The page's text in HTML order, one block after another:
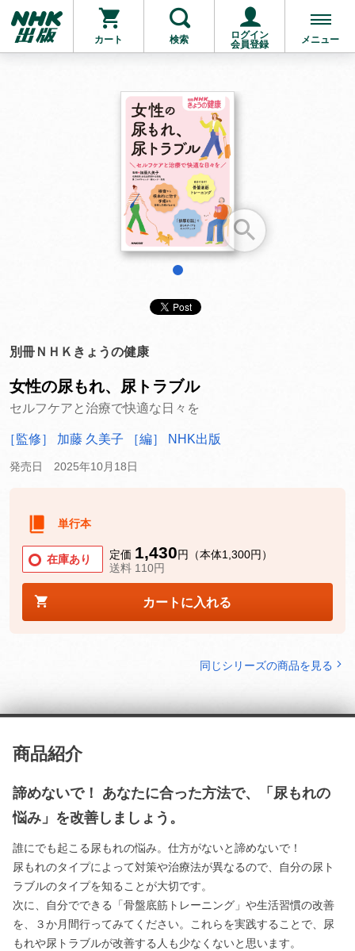
カート 検索
ログイン
会員登録
メニュー
お支払いに進む
他にも商品を買う
別冊ＮＨＫきょうの健康
女性の尿もれ、尿トラブル
セルフケアと治療で快適な日々を
［監修］ 加藤 久美子 ［編］ NHK出版
発売日 2025年10月18日
単行本
在庫あり 定価 1,430円（本体1,300円）
送料 110円
カートに入れる
同じシリーズの商品を見る
商品紹介
諦めないで！ あなたに合った方法で、「尿もれの
悩み」を改善しましょう。
誰にでも起こる尿もれの悩み。仕方がないと諦めないで！
尿もれのタイプによって対策や治療法が異なるので、自分の尿ト
ラブルのタイプを知ることが大切です。
次に、自分でできる「骨盤底筋トレーニング」や生活習慣の改善
を、３か月間行ってみてください。これらを実践することで、尿
もれや尿トラブルが改善する人も少なくないと思います。